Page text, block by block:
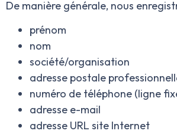
De manière générale, nous
prénom
nom
société/organisation
adresse postale
numéro de téléphone (ligne
adresse e-mail
adresse URL site Internet